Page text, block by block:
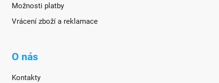
Možnosti platby
Vrácení zboží a reklamace
O nás
Kontakty